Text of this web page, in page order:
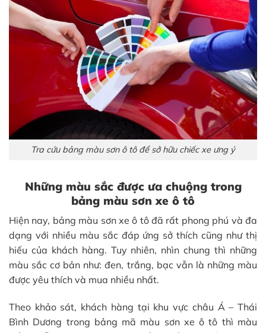
Tra cứu bảng màu sơn ô tô để sở hữu chiếc xe ưng ý
Những màu sắc được ưa chuộng trong
bảng màu sơn xe ô tô
Hiện nay, bảng màu sơn xe ô tô đã rất phong phú và đa
dạng với nhiều màu sắc đáp ứng sở thích cũng như thị
hiếu của khách hàng. Tuy nhiên, nhìn chung thì những
màu sắc cơ bản như: đen, trắng, bạc vẫn là những màu
được yêu thích và mua nhiều nhất.
Theo khảo sát, khách hàng tại khu vực châu Á – Thái
Bình Dương trong bảng mã màu sơn xe ô tô thì màu